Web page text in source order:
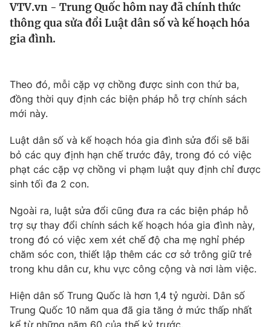
Thế giới
Tin tức
Câu chuyện quốc tế
Kinh tế
Thị trường
Góc doanh nghiệp
Dữ liệu và đời sống
Truyền hình
Phim VTV
Hậu trường
Nhân vật
Khán giả
Giải sao mai
Giải trí
Điện ảnh
Sao
Đời sống
Du lịch
Làm đẹp
Chất lượng cuộc sống
Giáo dục
Tuyển sinh
Học trực tuyến
Công nghệ
Sản phẩm
Giao lưu trực tuyến
VTV.vn - Trung Quốc hôm nay đã chính thức
thông qua sửa đổi Luật dân số và kế hoạch hóa
gia đình.
Theo đó, mỗi cặp vợ chồng được sinh con thứ ba,
đồng thời quy định các biện pháp hỗ trợ chính sách
mới này.
Luật dân số và kế hoạch hóa gia đình sửa đổi sẽ bãi
bỏ các quy định hạn chế trước đây, trong đó có việc
phạt các cặp vợ chồng vi phạm luật quy định chỉ được
sinh tối đa 2 con.
Ngoài ra, luật sửa đổi cũng đưa ra các biện pháp hỗ
trợ sự thay đổi chính sách kế hoạch hóa gia đình này,
trong đó có việc xem xét chế độ cha mẹ nghỉ phép
chăm sóc con, thiết lập thêm các cơ sở trông giữ trẻ
trong khu dân cư, khu vực công cộng và nơi làm việc.
Hiện dân số Trung Quốc là hơn 1,4 tỷ người. Dân số
Trung Quốc 10 năm qua đã gia tăng ở mức thấp nhất
kể từ những năm 60 của thế kỷ trước.